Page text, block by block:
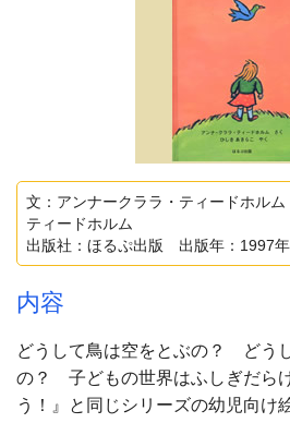
文：アンナークララ・ティードホル
ティードホルム
出版社：ほるぷ出版 出版年：1997年
内容
どうして鳥は空をとぶの？ どう
の？ 子どもの世界はふしぎだら
う！』と同じシリーズの幼児向け